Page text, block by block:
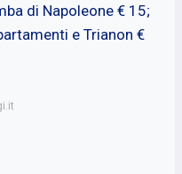
di Napoleone € 15;
e Trianon €